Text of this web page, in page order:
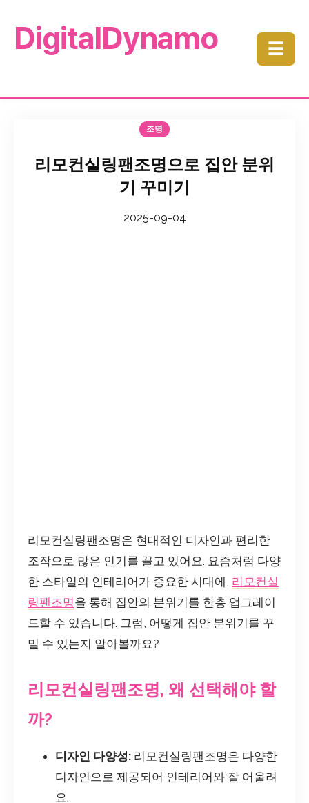
DigitalDynamo ☰
조명
리모컨실링팬조명으로 집안 분위
기 꾸미기
2025-09-04
리모컨실링팬조명은 현대적인 디자인과 편리한
조작으로 많은 인기를 끌고 있어요. 요즘처럼 다양
한 스타일의 인테리어가 중요한 시대에, 리모컨실
링팬조명을 통해 집안의 분위기를 한층 업그레이
드할 수 있습니다. 그럼, 어떻게 집안 분위기를 꾸
밀 수 있는지 알아볼까요?
리모컨실링팬조명, 왜 선택해야 할
까?
디자인 다양성: 리모컨실링팬조명은 다양한
디자인으로 제공되어 인테리어와 잘 어울려
요.